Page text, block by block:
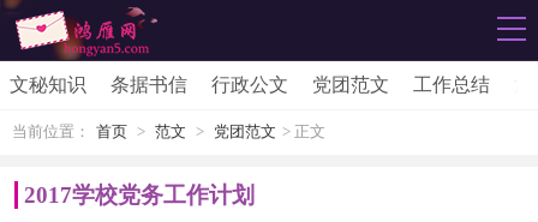
文秘知识 条据书信 行政公文 党团范文 工作总结
当前位置： 首页 > 范文 > 党团范文 > 正文
2017学校党务工作计划